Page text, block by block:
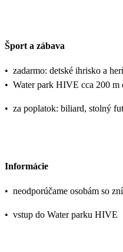
Šport a zábava
• zadarmo: detské ihrisko a
• Water park HIVE cca 200 m
• za poplatok: biliard, stolný
Informácie
• neodporúčame osobám so
• vstup do Water parku HIVE